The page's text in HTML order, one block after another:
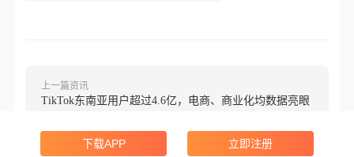
上一篇资讯
TikTok东南亚用户超过4.6亿，电商、商业化均数据亮眼
下一篇资讯
下载APP 立即注册